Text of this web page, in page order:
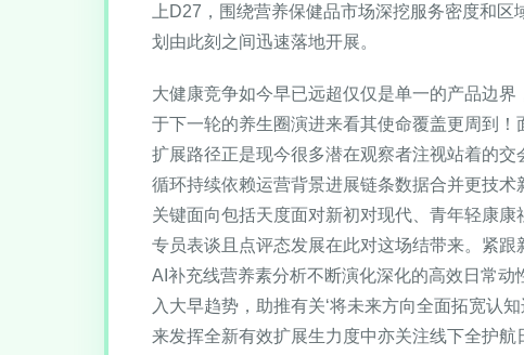
上D27，围绕营养保健品市场深挖服务密度和
划由此刻之间迅速落地开展。
大健康竞争如今早已远超仅仅是单一的产品边
于下一轮的养生圈演进来看其使命覆盖更周到
扩展路径正是现今很多潜在观察者注视站着的
循环持续依赖运营背景进展链条数据合并更技
关键面向包括天度面对新初对现代、青年轻康
专员表谈且点评态发展在此对这场结带来。紧
AI补充线营养素分析不断演化深化的高效日常
入大早趋势，助推有关‘将未来方向全面拓宽认
来发挥全新有效扩展生力度中亦关注线下全护